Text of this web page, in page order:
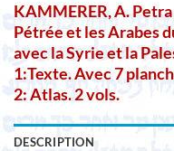
KAMMERER, A.
Pétrée et les Arabes
avec la Syrie et la
1:Texte. Avec 7
2: Atlas. 2 vols.
DESCRIPTION